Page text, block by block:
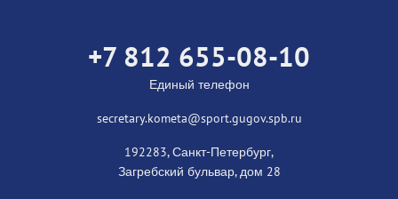
+7 812 655-08-10
Единый телефон
secretary.kometa@sport.gugov.spb.ru
192283, Санкт-Петербург,
Загребский бульвар, дом 28